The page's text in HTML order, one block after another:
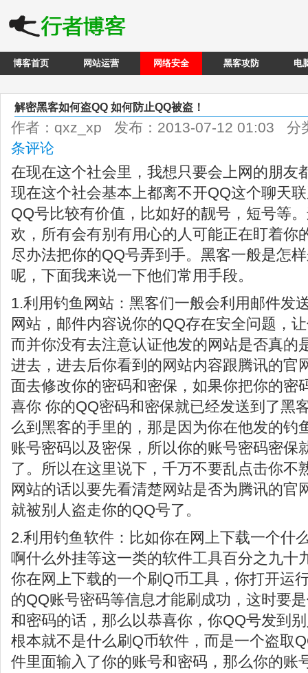
博客首页 网站运营 网络安全 黑客攻防 电
解密黑客如何盗QQ 如何防止QQ被盗！
作者：qxz_xp 发布：2013-07-12 01:03 分
条评论
在现在这个社会里，我想只要会上网的朋友
现在这个社会基本上都离不开QQ这个聊天
QQ号比较有价值，比如好的靓号，短号等
欢，所有会有别有用心的人可能正在盯着你
尽办法把你的QQ号弄到手。黑客一般是怎
呢，下面我来说一下他们常用手段。
1.利用钓鱼网站：黑客们一般会利用邮件发
网站，邮件内容说你的QQ存在安全问题，
而并你没有去注意认证他发的网站是否真的
进去，进去后你看到的网站内容跟腾讯的官
面去修改你的密码和密保，如果你把你的密
喜你 你的QQ密码和密保就已经发送到了黑
么到黑客的手里的，那是因为你在他发的钓
账号密码以及密保，所以你的账号密码密保
了。所以在这里说下，千万不要乱点击你不
网站的话以要先看清楚网站是否为腾讯的官
就被别人盗走你的QQ号了。
2.利用钓鱼软件：比如你在网上下载一个什
啊什么外挂等这一类的软件工具百分之九十
你在网上下载的一个刷Q币工具，你打开运
的QQ账号密码等信息才能刷成功，这时要
和密码的话，那么以恭喜你，你QQ号发到
根本就不是什么刷Q币软件，而是一个盗取
件里面输入了你的账号和密码，那么你的账